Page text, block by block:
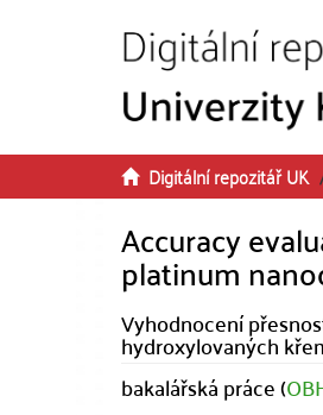
Digitální repozitář UK
Accuracy
platinum
Vyhodnocení
hydroxylovaných
bakalářská práce (